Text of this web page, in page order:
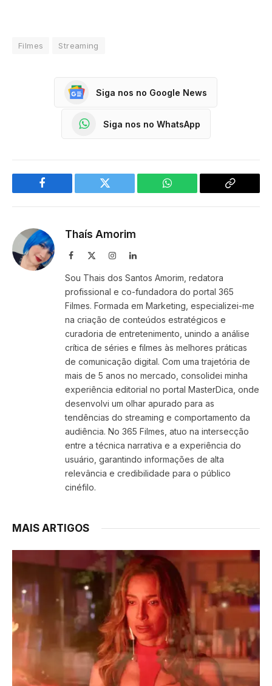
Filmes Streaming
Siga nos no Google News
Siga nos no WhatsApp
Facebook Twitter WhatsApp
Copy
Thaís Amorim
Facebook InstagramLinkedIn
Sou Thais dos Santos Amorim, redatora
profissional e co-fundadora do portal 365
Filmes. Formada em Marketing, especializei-me
na criação de conteúdos estratégicos e
curadoria de entretenimento, unindo a análise
crítica de séries e filmes às melhores práticas
de comunicação digital. Com uma trajetória de
mais de 5 anos no mercado, consolidei minha
experiência editorial no portal MasterDica, onde
desenvolvi um olhar apurado para as
tendências do streaming e comportamento da
audiência. No 365 Filmes, atuo na intersecção
entre a técnica narrativa e a experiência do
usuário, garantindo informações de alta
relevância e credibilidade para o público
cinéfilo.
MAIS ARTIGOS